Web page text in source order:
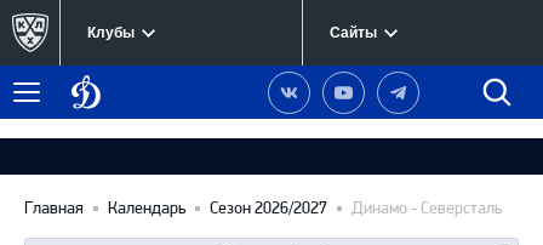
Клубы Сайты
Меню
Динамо
Москва
Наша
группа
Вконтакте
Наш
канал
YouTube
Наш
канал
Telegram
Главная Календарь Сезон 2026/2027 Динамо - Северсталь